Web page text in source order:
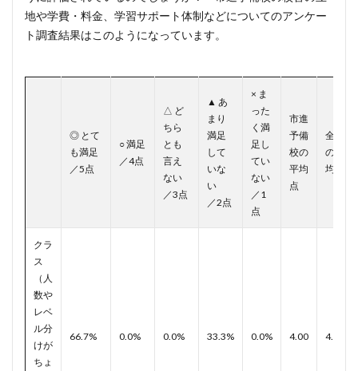
地や学費・料金、学習サポート体制などについてのアンケー
ト調査結果はこのようになっています。
◎ とて
も満足
／5点
○ 満足
／4点
△ ど
ちら
とも
言え
ない
／3点
▲ あ
まり
満足
して
いな
い
／2点
× ま
った
く満
足し
てい
ない
／1
点
市進
予備
校の
平均
点
全体
の平
均点
クラ
ス
（人
数や
レベ
ル分
けが
ちょ
66.7% 0.0% 0.0% 33.3% 0.0% 4.00 4.01